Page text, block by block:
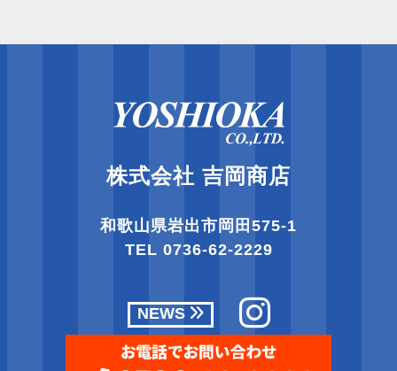
株式会社 吉岡商店
和歌山県岩出市岡田575-1
TEL 0736-62-2229
NEWS